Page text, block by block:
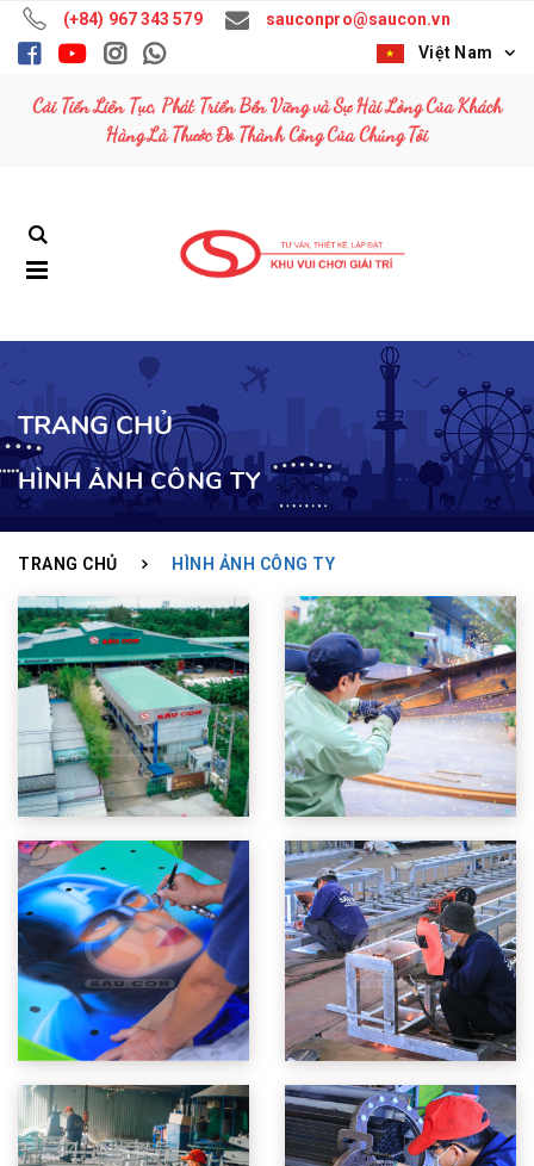
(+84) 967 343 579
sauconpro@saucon.vn
Việt Nam
Cải Tiến Liên Tục, Phát Triển Bền Vững và Sự Hài Lòng Của Khách
Hàng Là Thước Đo Thành Công Của Chúng Tôi
TRANG CHỦ
HÌNH ẢNH CÔNG TY
TRANG CHỦ HÌNH ẢNH CÔNG TY